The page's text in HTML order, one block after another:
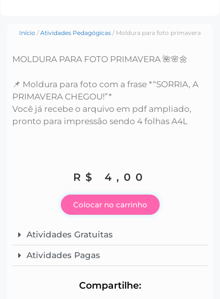
Início / Atividades Pedagógicas / Moldura para foto primavera
MOLDURA PARA FOTO PRIMAVERA 🌺🌸🌼
📌 Moldura para foto com a frase *“SORRIA, A
PRIMAVERA CHEGOU!”*
Você já recebe o arquivo em pdf ampliado,
pronto para impressão sendo 4 folhas A4L
R$ 4,00
Colocar no carrinho
Atividades Gratuitas
Atividades Pagas
Compartilhe: